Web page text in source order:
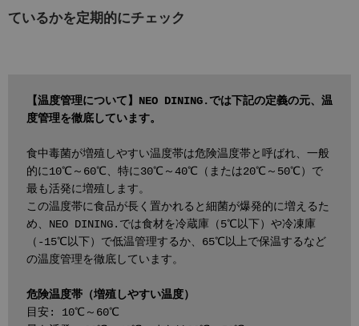
ているかを定期的にチェック
【温度管理について】NEO DINING.では下記の定義の元、温
度管理を徹底しています。
食中毒菌が増殖しやすい温度帯は危険温度帯と呼ばれ、一般
的に10℃～60℃、特に30℃～40℃（または20℃～50℃）で
最も活発に増殖します。
この温度帯に食品が長く置かれると細菌が爆発的に増えるた
め、NEO DINING.では食材を冷蔵庫（5℃以下）や冷凍庫
（-15℃以下）で低温管理するか、65℃以上で保温するなど
の温度管理を徹底しています。
危険温度帯（増殖しやすい温度）
目安: 10℃～60℃